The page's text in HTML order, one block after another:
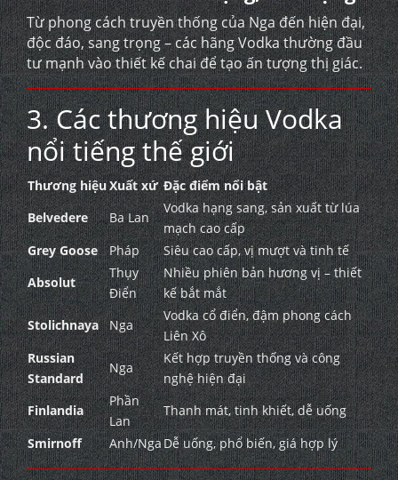
Từ phong cách truyền thống của Nga đến hiện đại,
độc đáo, sang trọng – các hãng Vodka thường đầu
tư mạnh vào thiết kế chai để tạo ấn tượng thị giác.
3. Các thương hiệu Vodka
nổi tiếng thế giới
Thương hiệuXuất xứ Đặc điểm nổi bật
Belvedere
Ba Lan
Vodka hạng sang, sản xuất từ lúa
mạch cao cấp
Grey Goose
Pháp
Siêu cao cấp, vị mượt và tinh tế
Absolut
Thụy
Điển
Nhiều phiên bản hương vị – thiết
kế bắt mắt
Stolichnaya
Nga
Vodka cổ điển, đậm phong cách
Liên Xô
Russian
Standard
Nga
Kết hợp truyền thống và công
nghệ hiện đại
Finlandia
Phần
Lan
Thanh mát, tinh khiết, dễ uống
Smirnoff
Anh/NgaDễ uống, phổ biến, giá hợp lý